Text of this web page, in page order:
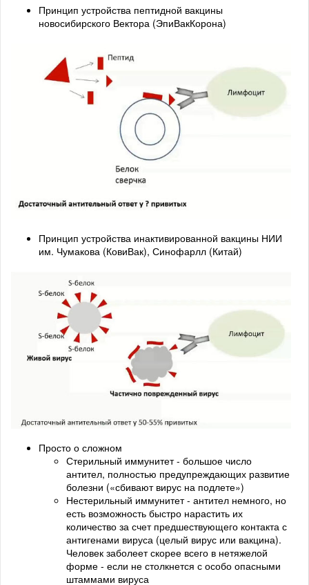
Принцип устройства пептидной вакцины
новосибирского Вектора (ЭпиВакКорона)
Принцип устройства инактивированной вакцины НИИ
им. Чумакова (КовиВак), Синофарлл (Китай)
Просто о сложном
Стерильный иммунитет - большое число
антител, полностью предупреждающих развитие
болезни («сбивают вирус на подлете»)
Нестерильный иммунитет - антител немного, но
есть возможность быстро нарастить их
количество за счет предшествующего контакта с
антигенами вируса (целый вирус или вакцина).
Человек заболеет скорее всего в нетяжелой
форме - если не столкнется с особо опасными
штаммами вируса